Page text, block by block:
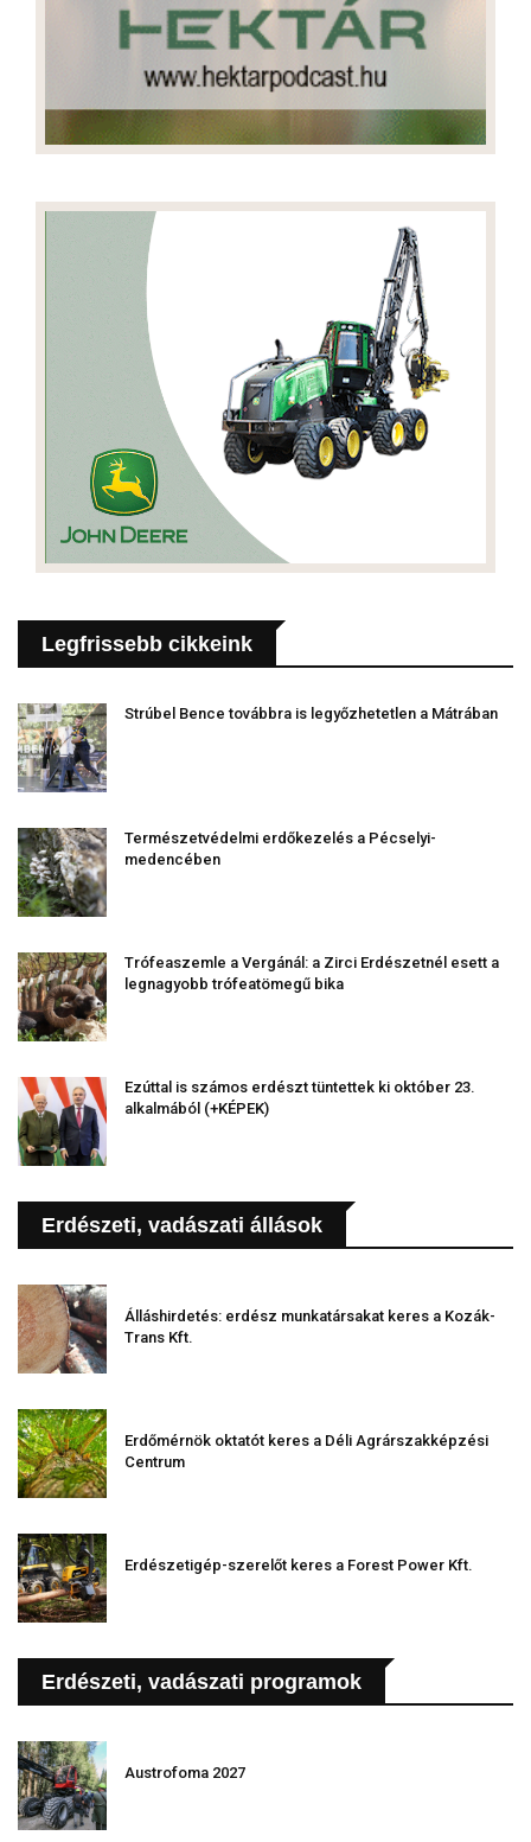
Legfrissebb cikkeink
Strúbel Bence továbbra is legyőzhetetlen a Mátrában
Természetvédelmi erdőkezelés a Pécselyi-
medencében
Trófeaszemle a Vergánál: a Zirci Erdészetnél esett a
legnagyobb trófeatömegű bika
Ezúttal is számos erdészt tüntettek ki október 23.
alkalmából (+KÉPEK)
Erdészeti, vadászati állások
Álláshirdetés: erdész munkatársakat keres a Kozák-
Trans Kft.
Erdőmérnök oktatót keres a Déli Agrárszakképzési
Centrum
Erdészetigép-szerelőt keres a Forest Power Kft.
Erdészeti, vadászati programok
Austrofoma 2027